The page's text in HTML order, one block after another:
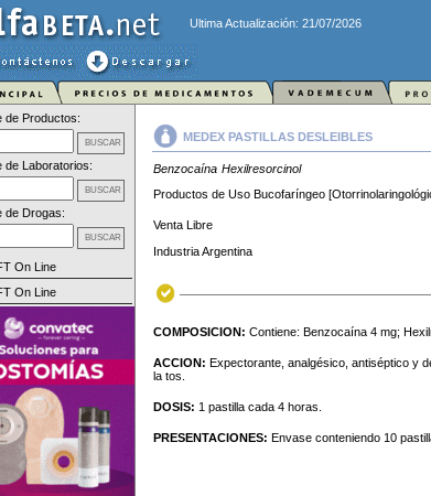
Ultima Actualización: 21/07/2026
de Productos:
de Laboratorios:
de Drogas:
On Line
On Line
MEDEX PASTILLAS DESLEIBLES
Benzocaína Hexilresorcinol
Productos de Uso Bucofaríngeo
Venta Libre
Industria Argentina
COMPOSICION: Contiene: Benzocaína 4 mg;
ACCION: Expectorante, analgésico, antiséptico y
la tos.
DOSIS: 1 pastilla cada 4 horas.
PRESENTACIONES: Envase conteniendo 10